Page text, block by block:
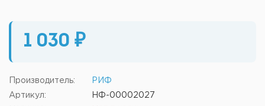
1 030 ₽
Производитель: РИФ
Артикул: НФ-00002027